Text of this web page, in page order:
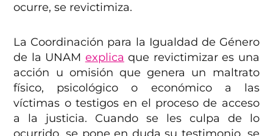
ocurre, se revictimiza.
La Coordinación para la Igualdad de Género
de la UNAM explica que revictimizar es una
acción u omisión que genera un maltrato
físico, psicológico o económico a las
víctimas o testigos en el proceso de acceso
a la justicia. Cuando se les culpa de lo